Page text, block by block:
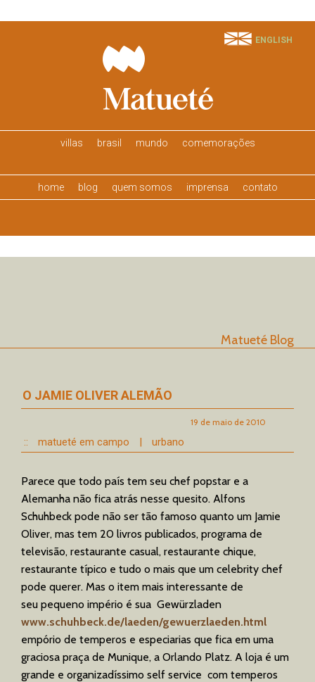
ENGLISH
home blog quem somos imprensa contato
villas brasil mundo comemorações
Matueté Blog
O JAMIE OLIVER ALEMÃO
19 de maio de 2010
:: matueté em campo | urbano
Parece que todo país tem seu chef popstar e a
Alemanha não fica atrás nesse quesito. Alfons
Schuhbeck pode não ser tão famoso quanto um Jamie
Oliver, mas tem 20 livros publicados, programa de
televisão, restaurante casual, restaurante chique,
restaurante típico e tudo o mais que um celebrity chef
pode querer. Mas o item mais interessante de
seu pequeno império é sua Gewürzladen
www.schuhbeck.de/laeden/gewuerzlaeden.html
empório de temperos e especiarias que fica em uma
graciosa praça de Munique, a Orlando Platz. A loja é um
grande e organizadíssimo self service com temperos